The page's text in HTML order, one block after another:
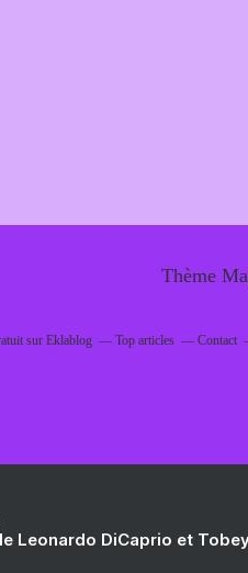
Thème
sur Eklablog Top articles Contact
Leonardo DiCaprio et